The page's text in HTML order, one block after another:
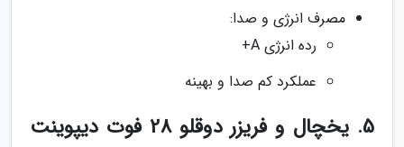
مصرف انرژی و صدا:
رده انرژی A+
عملکرد کم صدا و بهینه
5. یخچال و فریزر دوقلو 28 فوت دیپوینت